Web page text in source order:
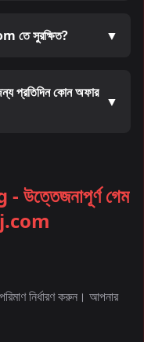
তে সুরক্ষিত? ▼
কোন অফার
▼
গেম
নির্ধারণ করুন। আপনার